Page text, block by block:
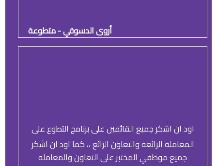
أروى الدسوقي - متطوعة
اود ان اشكر جميع القائمين على برنامج التطوع على
المعاملة الرائعه والتعاون الرائع ،، كما اود ان اشكر
جميع موظفي المختبر على التعاون والمعامله